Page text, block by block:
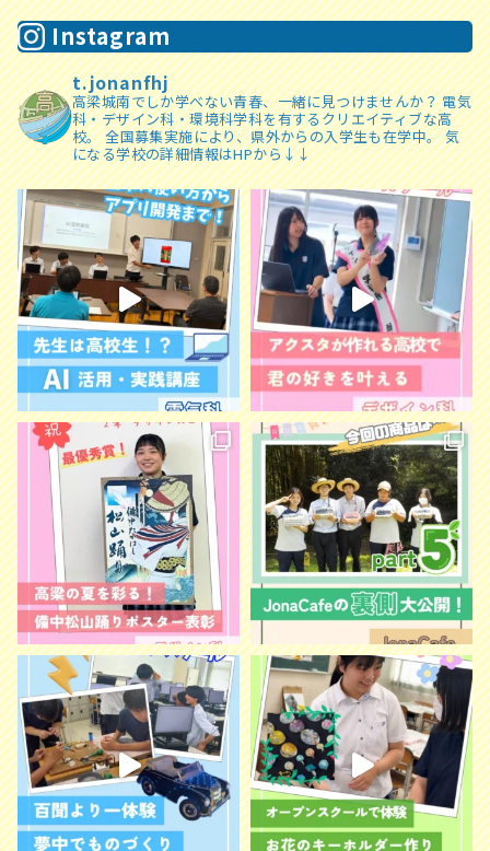
Instagram
t.jonanfhj
高梁城南でしか学べない青春、一緒に見つけませんか？電気
科・デザイン科・環境科学科を有するクリエイティブな高
校。全国募集実施により、県外からの入学生も在学中。気
になる学校の詳細情報はHPから↓↓